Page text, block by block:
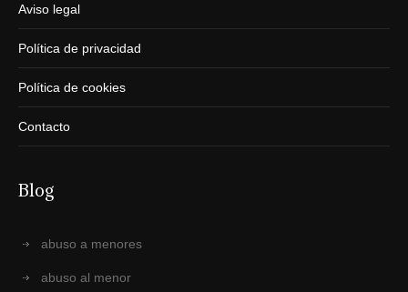
Aviso legal
Política de privacidad
Política de cookies
Contacto
Blog
abuso a menores
abuso al menor